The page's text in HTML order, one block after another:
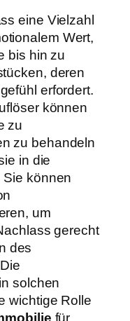
eine Vielzahl
Wert,
bis hin zu
deren
erfordert.
können
zu
zu behandeln
in die
können
um
gerecht
des
solchen
wichtige Rolle
für